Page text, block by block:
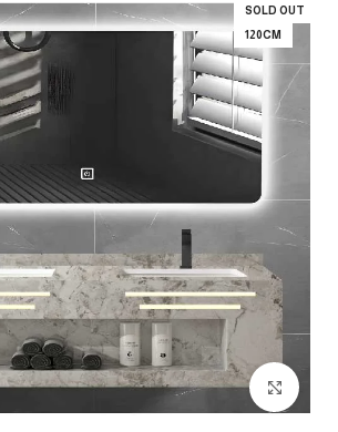
SOLD OUT
120CM
Click to enlarge